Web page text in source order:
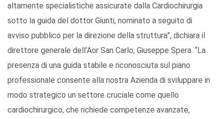
altamente specialistiche assicurate dalla Cardiochirurgia
sotto la guida del dottor Giunti, nominato a seguito di
avviso pubblico per la direzione della struttura”, dichiara il
direttore generale dell’Aor San Carlo, Giuseppe Spera. “La
presenza di una guida stabile e riconosciuta sul piano
professionale consente alla nostra Azienda di sviluppare in
modo strategico un settore cruciale come quello
cardiochirurgico, che richiede competenze avanzate,